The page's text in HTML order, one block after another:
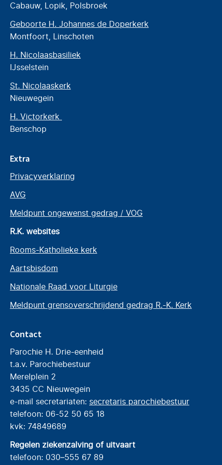
Cabauw, Lopik, Polsbroek
Geboorte H. Johannes de Doperkerk
Montfoort, Linschoten
H. Nicolaasbasiliek
IJsselstein
St. Nicolaaskerk
Nieuwegein
H. Victorkerk
Benschop
Extra
Privacyverklaring
AVG
Meldpunt ongewenst gedrag / VOG
R.K. websites
Rooms-Katholieke kerk
Aartsbisdom
Nationale Raad voor Liturgie
Meldpunt grensoverschrijdend gedrag R.-K. Kerk
Contact
Parochie H. Drie-eenheid
t.a.v. Parochiebestuur
Merelplein 2
3435 CC Nieuwegein
e-mail secretariaten: secretaris parochiebestuur
telefoon: 06-52 50 65 18
kvk: 74849689
Regelen ziekenzalving of uitvaart
telefoon: 030–555 67 89